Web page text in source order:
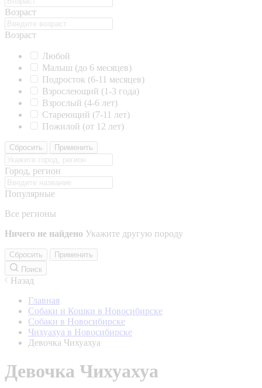
Возраст
Возраст
Любой
Малыш (до 6 месяцев)
Подросток (6-11 месяцев)
Взрослеющий (1-3 года)
Взрослый (4-6 лет)
Стареющий (7-11 лет)
Пожилой (от 12 лет)
Сбросить Применить
Город, регион
Популярные
Все регионы
Ничего не найдено Укажите другую породу
Сбросить
Применить
Поиск
Назад
Главная
Собаки и Кошки в Новосибирске
Собаки в Новосибирске
Чихуахуа в Новосибирске
Девочка Чихуахуа
Девочка Чихуахуа